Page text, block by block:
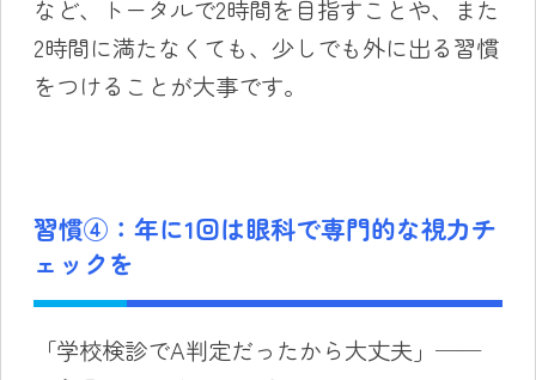
など、トータルで2時間を目指すことや、また
2時間に満たなくても、少しでも外に出る習慣
をつけることが大事です。
習慣④：年に1回は眼科で専門的な視力チ
ェックを
「学校検診でA判定だったから大丈夫」──